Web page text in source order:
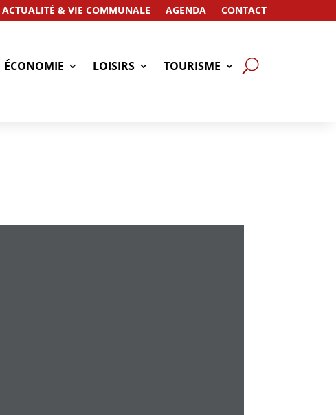
ACTUALITÉ & VIE COMMUNALE AGENDA CONTACT
ÉCONOMIE LOISIRS TOURISME